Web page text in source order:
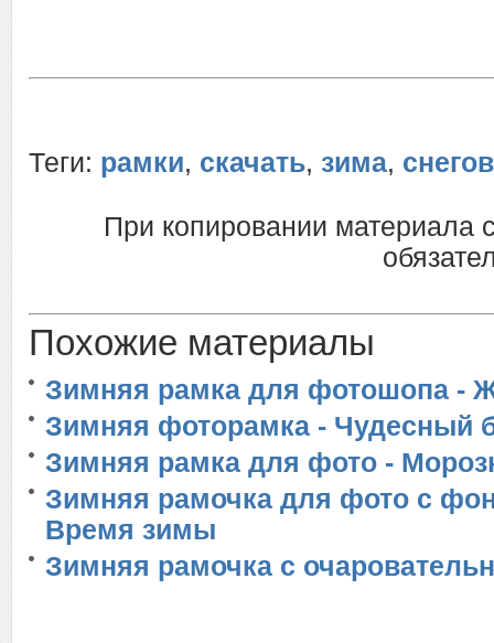
Теги: рамки, скачать, зима,
При копировании материала
Похожие материалы
Зимняя рамка для фотошопа -
Зимняя фоторамка - Чудесный
Зимняя рамка для фото -
Зимняя рамочка для фото с
Время зимы
Зимняя рамочка с